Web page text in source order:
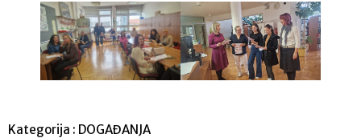
Kategorija : DOGAĐANJA